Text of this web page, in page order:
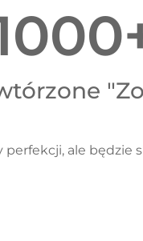
ale będzie